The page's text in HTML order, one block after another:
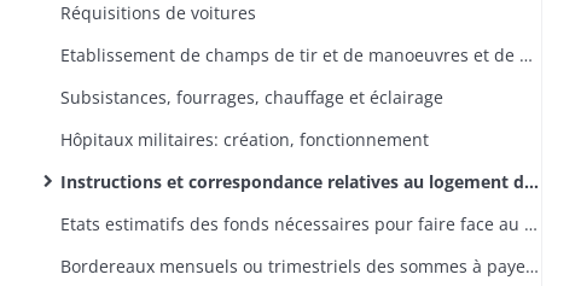
Réquisitions de voitures
Etablissement de champs de tir et de manoeuvres et de manèges
Subsistances, fourrages, chauffage et éclairage
Hôpitaux militaires: création, fonctionnement
Instructions et correspondance relatives au logement des troupes d'occupation, aux moyens de couvrir les dépenses en résultant et à la comptabilité des recettes et dépenses; rapports sur la situation du casernement et celle des fonds affectés aux dépenses de casernement et de logement
Etats estimatifs des fonds nécessaires pour faire face au paiement des indemnités de logement
Bordereaux mensuels ou trimestriels des sommes à payer par le département de la Guerre pour indemnités de logement, correspondance annexe